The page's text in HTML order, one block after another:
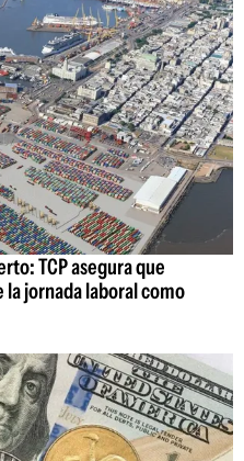
TCP asegura que
jornada laboral como